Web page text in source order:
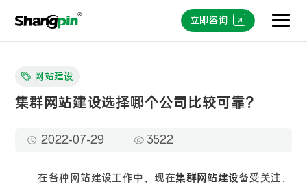
立即咨询
网站建设
集群网站建设选择哪个公司比较可靠？
2022-07-29 3522
在各种网站建设工作中，现在集群网站建设备受关注，